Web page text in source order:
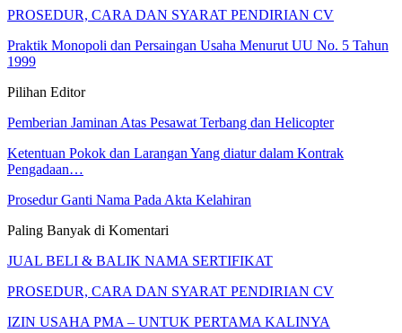
PROSEDUR, CARA DAN SYARAT PENDIRIAN CV
Praktik Monopoli dan Persaingan Usaha Menurut UU No. 5 Tahun
1999
Pilihan Editor
Pemberian Jaminan Atas Pesawat Terbang dan Helicopter
Ketentuan Pokok dan Larangan Yang diatur dalam Kontrak
Pengadaan…
Prosedur Ganti Nama Pada Akta Kelahiran
Paling Banyak di Komentari
JUAL BELI & BALIK NAMA SERTIFIKAT
PROSEDUR, CARA DAN SYARAT PENDIRIAN CV
IZIN USAHA PMA – UNTUK PERTAMA KALINYA